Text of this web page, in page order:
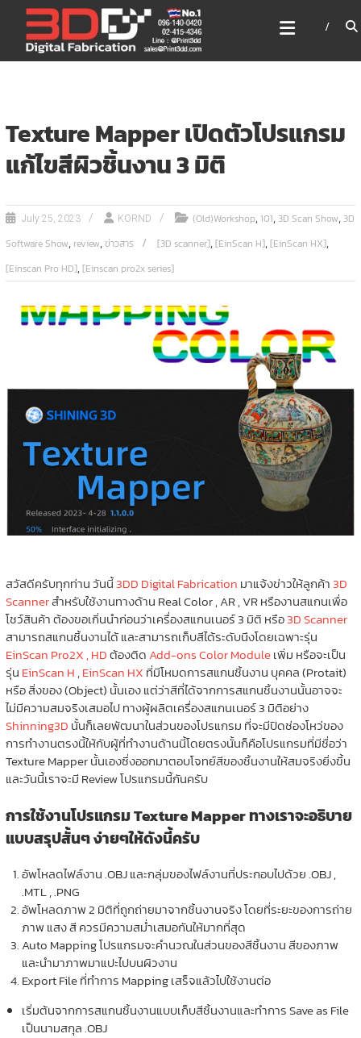
content
3DD DIGITAL FABRICATION
เครื่องพิมพ์3มิติ สแกนเนอร์
เลเซอร์
Texture Mapper เปิดตัวโปรแกรม
แก้ไขสีผิวชิ้นงาน 3 มิติ
July 25, 2023 KORND (Old)Workshop,101,3D Scan Show,3D
Software Show, review,ข่าวสาร [3D scanner],[EinScan H],[EinScan HX],
[Einscan Pro HD],[Einscan pro2x series]
สวัสดีครับทุกท่าน วันนี้3DD Digital Fabrication มาแจ้งข่าวให้ลูกค้า3D
Scannerสำหรับใช้งานทางด้าน Real Color , AR , VR หรืองานสแกนเพื่อ
โชว์สินค้า ต้องขอเกิ่นนำก่อนว่าเครื่องสแกนเนอร์ 3 มิติ หรือ3D Scanner
สามารถสแกนชิ้นงานได้ และสามารถเก็บสีได้ระดับนึงโดยเฉพาะรุ่น
EinScan Pro2X , HDต้องติด Add-ons Color Moduleเพิ่ม หรือจะเป็น
รุ่น EinScan H ,EinScan HX ที่มีโหมดการสแกนชิ้นงาน บุคคล (Protait)
หรือ สิ่งของ (Object) นั้นเอง แต่ว่าสีที่ได้จากการสแกนชิ้นงานนั้นอาจจะ
ไม่มีความสมจริงเสมอไป ทางผู้ผลิตเครื่องสแกนเนอร์ 3 มิติอย่าง
Shinning3D นั้นก็เลยพัฒนาในส่วนของโปรแกรม ที่จะมีปิดช่องโหว่ของ
การทำงานตรงนี้ให้กับผู้ที่ทำงานด้านนี้โดยตรงนั้นก็คือโปรแกรมที่มีชื่อว่า
Texture Mapper นั้นเองซึ่งออกมาตอบโจทย์สีของชิ้นงานให้สมจริงยิ่งขึ้น
และวันนี้เราจะมี Review โปรแกรมนี้กันครับ
การใช้งานโปรแกรม Texture Mapper ทางเราจะอธิบาย
แบบสรุปสั้นๆ ง่ายๆให้ดังนี้ครับ
อัพโหลดไฟล์งาน .OBJ และกลุ่มของไฟล์งานที่ประกอบไปด้วย .OBJ ,
.MTL , .PNG
อัพโหลดภาพ 2 มิติที่ถูกถ่ายมาจากชิ้นงานจริง โดยที่ระยะของการถ่าย
ภาพ แสง สี ควรมีความสม่ำเสมอกันให้มากที่สุด
Auto Mapping โปรแกรมจะคำนวณในส่วนของสีชิ้นงาน สีของภาพ
และนำมาภาพมาแปะไปบนผิวงาน
Export File ที่ทำการ Mapping เสร็จแล้วไปใช้งานต่อ
เริ่มต้นจากการสแกนชิ้นงานแบบเก็บสีชิ้นงานและทำการ Save as File
เป็นนามสกุล .OBJ